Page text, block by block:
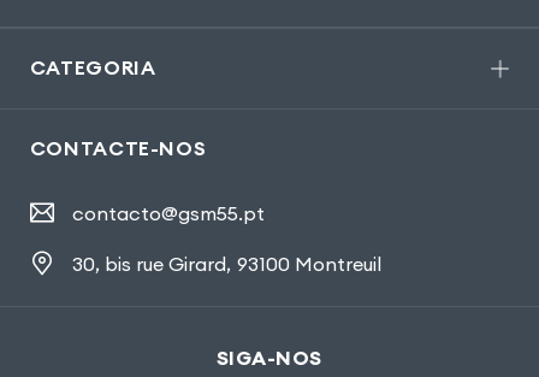
CATEGORIA
CONTACTE-NOS
contacto@gsm55.pt
30, bis rue Girard, 93100 Montreuil
SIGA-NOS